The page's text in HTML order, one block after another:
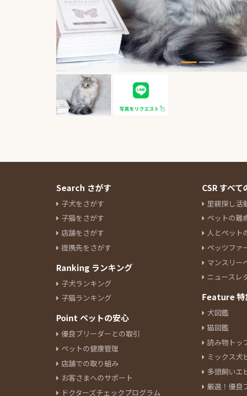
Search さがす
子犬をさがす
子猫をさがす
店舗をさがす
提携先をさがす
Ranking ランキング
子犬ランキング
子猫ランキング
Point ペットの安心
優良ブリーダーとの取引
ペットの健康管理
店舗での取り組み
お客さまへのサポート
ドクターズチェックプログラム
CSR すべ
里親探し活
ペットの難
人とペット
ペッツファ
マンスリー
ニュースレ
Feature 特
犬図鑑
猫図鑑
読み物トッ
ミックス犬
多頭飼いエ
厳選！優良